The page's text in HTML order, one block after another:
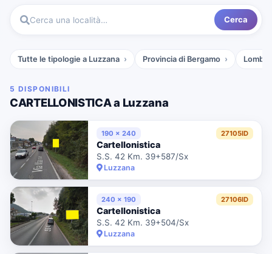
Cerca una località… Cerca
Tutte le tipologie a Luzzana Provincia di Bergamo
5 DISPONIBILI
CARTELLONISTICA a Luzzana
190 x 240 27105ID
Cartellonistica
S.S. 42 Km. 39+587/Sx
Luzzana
240 x 190 27106ID
Cartellonistica
S.S. 42 Km. 39+504/Sx
Luzzana